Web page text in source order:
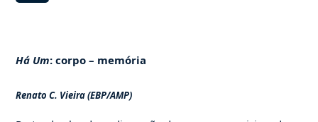
Há Um: corpo – memória
Renato C. Vieira (EBP/AMP)